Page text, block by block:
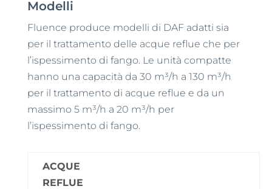
Modelli
Fluence produce modelli di DAF adatti sia
per il trattamento delle acque reflue che per
l’ispessimento di fango. Le unità compatte
hanno una capacità da 30 m³/h a 130 m³/h
per il trattamento di acque reflue e da un
massimo 5 m³/h a 20 m³/h per
l’ispessimento di fango.
ACQUE
REFLUE